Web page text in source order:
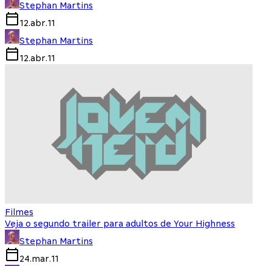
Stephan Martins
12.abr.11
Stephan Martins
12.abr.11
Filmes
Veja o segundo trailer para adultos de Your Highness
Stephan Martins
24.mar.11